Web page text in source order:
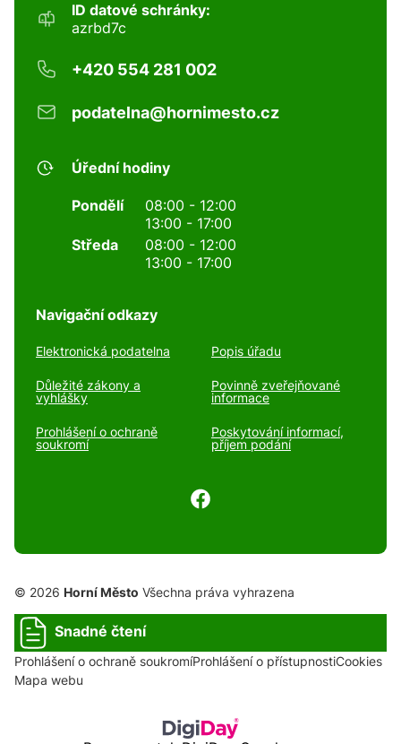
ID datové schránky:
azrbd7c
+420 554 281 002
podatelna@hornimesto.cz
Úřední hodiny
Pondělí
08:00 - 12:00
13:00 - 17:00
Středa
08:00 - 12:00
13:00 - 17:00
Navigační odkazy
Elektronická podatelna Popis úřadu
Důležité zákony a
vyhlášky
Povinně zveřejňované
informace
Prohlášení o ochraně
soukromí
Poskytování informací,
příjem podání
© 2026 Horní Město Všechna práva vyhrazena
Snadné čtení
Prohlášení o ochraně soukromíProhlášení o přístupnostiCookies
Mapa webu